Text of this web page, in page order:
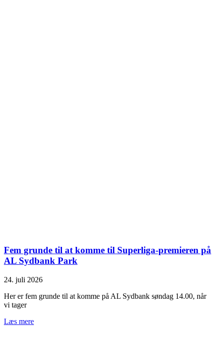
Fem grunde til at komme til Superliga-premieren på
AL Sydbank Park
24. juli 2026
Her er fem grunde til at komme på AL Sydbank søndag 14.00, når
vi tager
Læs mere